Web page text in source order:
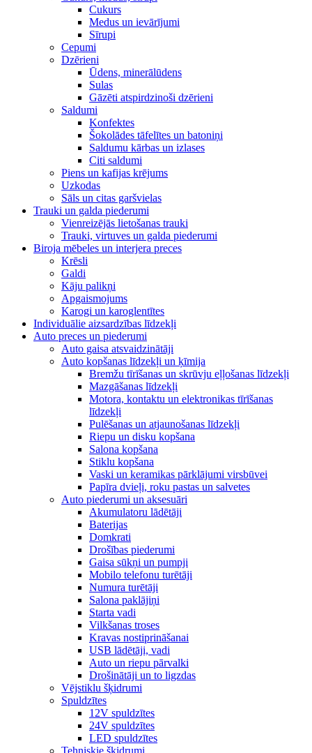
Cukurs
Medus un ievārījumi
Sīrupi
Cepumi
Dzērieni
Ūdens, minerālūdens
Sulas
Gāzēti atspirdzinoši dzērieni
Saldumi
Konfektes
Šokolādes tāfelītes un batoniņi
Saldumu kārbas un izlases
Citi saldumi
Piens un kafijas krējums
Uzkodas
Sāls un citas garšvielas
Trauki un galda piederumi
Vienreizējās lietošanas trauki
Trauki, virtuves un galda piederumi
Biroja mēbeles un interjera preces
Krēsli
Galdi
Kāju palikņi
Apgaismojums
Karogi un karoglentītes
Individuālie aizsardzības līdzekļi
Auto preces un piederumi
Auto gaisa atsvaidzinātāji
Auto kopšanas līdzekļi un ķīmija
Bremžu tīrīšanas un skrūvju eļļošanas līdzekļi
Mazgāšanas līdzekļi
Motora, kontaktu un elektronikas tīrīšanas
līdzekļi
Pulēšanas un atjaunošanas līdzekļi
Riepu un disku kopšana
Salona kopšana
Stiklu kopšana
Vaski un keramikas pārklājumi virsbūvei
Papīra dvieļi, roku pastas un salvetes
Auto piederumi un aksesuāri
Akumulatoru lādētāji
Baterijas
Domkrati
Drošības piederumi
Gaisa sūkņi un pumpji
Mobilo telefonu turētāji
Numura turētāji
Salona paklājiņi
Starta vadi
Vilkšanas troses
Kravas nostiprināšanai
USB lādētāji, vadi
Auto un riepu pārvalki
Drošinātāji un to ligzdas
Vējstiklu šķidrumi
Spuldzītes
12V spuldzītes
24V spuldzītes
LED spuldzītes
Tehniskie šķidrumi